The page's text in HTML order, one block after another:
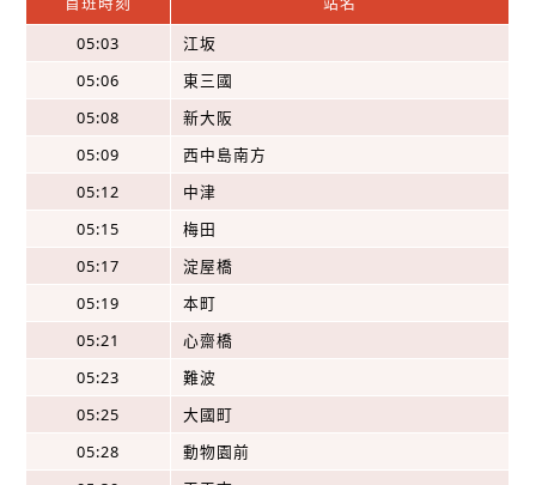
05:03
江坂
05:06
東三國
05:08
新大阪
05:09
西中島南方
05:12
中津
05:15
梅田
05:17
淀屋橋
05:19
本町
05:21
心齋橋
05:23
難波
05:25
大國町
05:28
動物園前